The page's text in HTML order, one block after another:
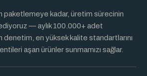
paketlemeye kadar, üretim sürecinin
ediyoruz — aylık 100.000+ adet
en yüksek kalite standartlarını
aşan ürünler sunmamızı sağlar.